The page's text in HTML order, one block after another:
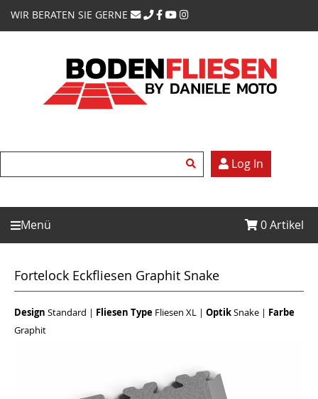
WIR BERATEN SIE GERNE
Log In
Menü 0Artikel
Fortelock Eckfliesen Graphit Snake
Design Standard | Fliesen Type Fliesen XL | OptikSnake | Farbe
Graphit